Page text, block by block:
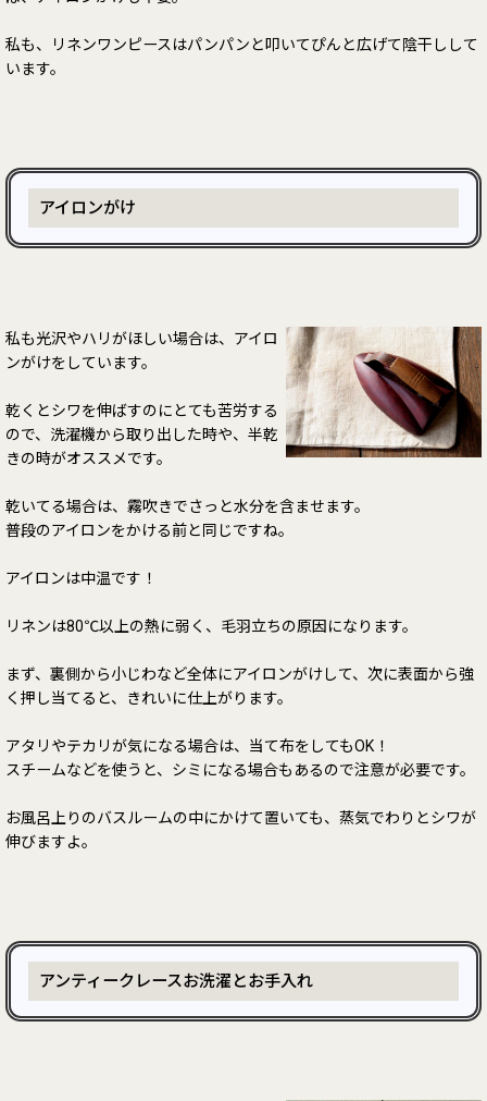
私も、リネンワンピースはパンパンと叩いてぴんと広げて陰干しして
います。
アイロンがけ
私も光沢やハリがほしい場合は、アイロ
ンがけをしています。
乾くとシワを伸ばすのにとても苦労する
ので、洗濯機から取り出した時や、半乾
きの時がオススメです。
乾いてる場合は、霧吹きでさっと水分を含ませます。
普段のアイロンをかける前と同じですね。
アイロンは中温です！
リネンは80℃以上の熱に弱く、毛羽立ちの原因になります。
まず、裏側から小じわなど全体にアイロンがけして、次に表面から強
く押し当てると、きれいに仕上がります。
アタリやテカリが気になる場合は、当て布をしてもOK！
スチームなどを使うと、シミになる場合もあるので注意が必要です。
お風呂上りのバスルームの中にかけて置いても、蒸気でわりとシワが
伸びますよ。
アンティークレースお洗濯とお手入れ